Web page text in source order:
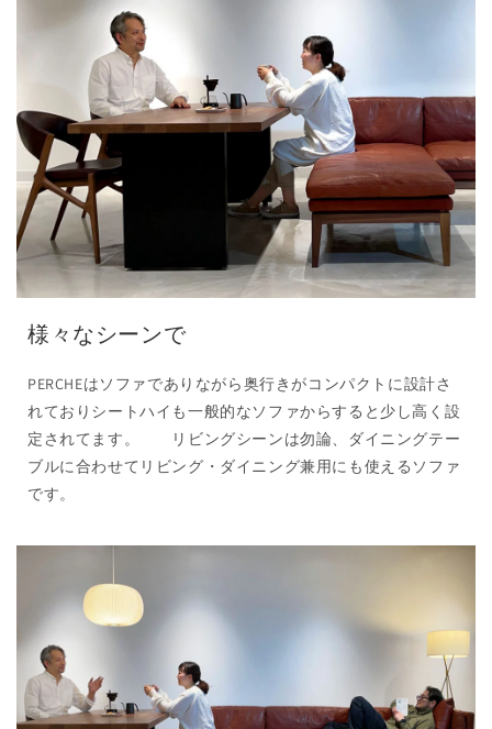
様々なシーンで
PERCHEはソファでありながら奥行きがコンパクトに設計さ
れておりシートハイも一般的なソファからすると少し高く設
定されてます。 リビングシーンは勿論、ダイニングテー
ブルに合わせてリビング・ダイニング兼用にも使えるソファ
です。